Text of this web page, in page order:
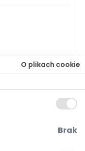
O plikach cookie
Brak